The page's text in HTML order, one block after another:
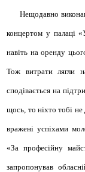
Нещодавно
концертом у палаці
навіть на оренду
Тож витрати лягли
сподівається на
щось, то ніхто тобі
вражені успіхами
«За професійну
запропонував